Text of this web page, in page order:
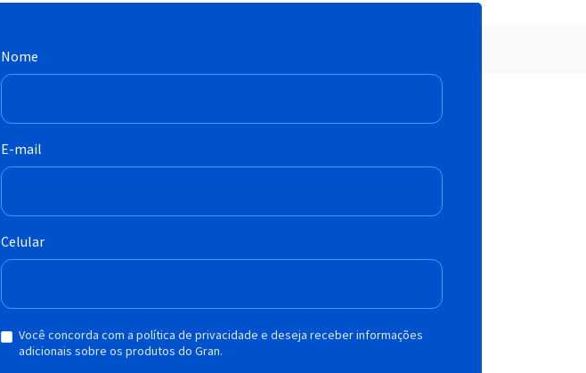
Nome
E-mail
Celular
Você concorda com a política de privacidade e deseja receber informações
adicionais sobre os produtos do Gran.